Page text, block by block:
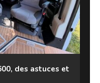
des astuces et